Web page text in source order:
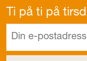
Ti på ti på